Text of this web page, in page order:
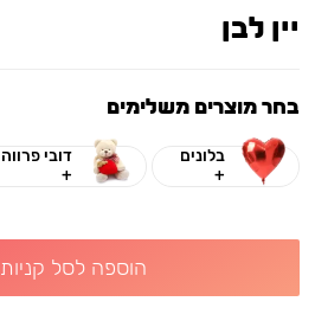
יין לבן
בחר מוצרים משלימים
בלונים
+
דובי פרווה
+
הוספה לסל קניות